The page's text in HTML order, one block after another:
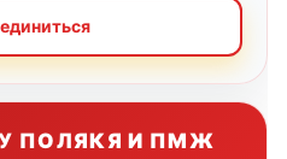
ПОЛЯКЯ И ПМЖ